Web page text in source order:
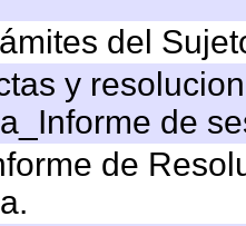
del
y
de
de